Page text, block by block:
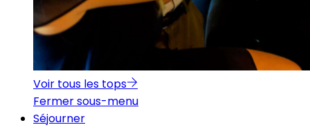
Voir tous les tops
Fermer sous-menu
Séjourner